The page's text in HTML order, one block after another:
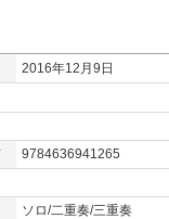
2016年12月9日
9784636941265
ソロ/二重奏/三重奏